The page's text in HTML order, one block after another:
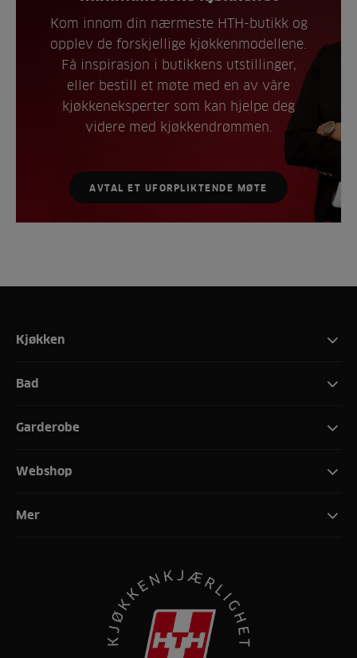
Kom innom din nærmeste HTH-butikk og
opplev de forskjellige kjøkkenmodellene.
Få inspirasjon i butikkens utstillinger,
eller bestill et møte med en av våre
kjøkkeneksperter som kan hjelpe deg
videre med kjøkkendrømmen.
AVTAL ET UFORPLIKTENDE MØTE
Kjøkken
Bad
Garderobe
Webshop
Mer